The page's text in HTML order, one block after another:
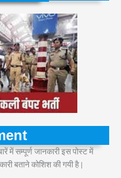
में सम्पूर्ण जानकारी इस पोस्ट में
बताने कोशिश की गयी है |